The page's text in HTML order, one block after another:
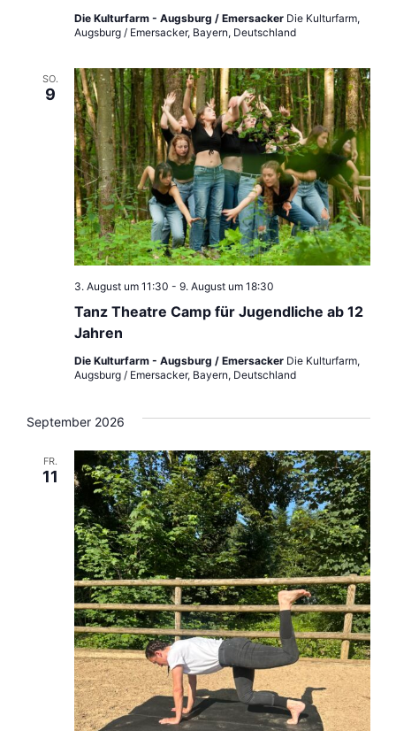
Die Kulturfarm - Augsburg / Emersacker Die Kulturfarm,
Augsburg / Emersacker, Bayern, Deutschland
SO.
9
Tanz Theatre Camp für Jugendliche ab 12
Jahren
3. August um 11:30 - 9. August um 18:30
Die Kulturfarm - Augsburg / Emersacker Die Kulturfarm,
Augsburg / Emersacker, Bayern, Deutschland
September 2026
FR.
11